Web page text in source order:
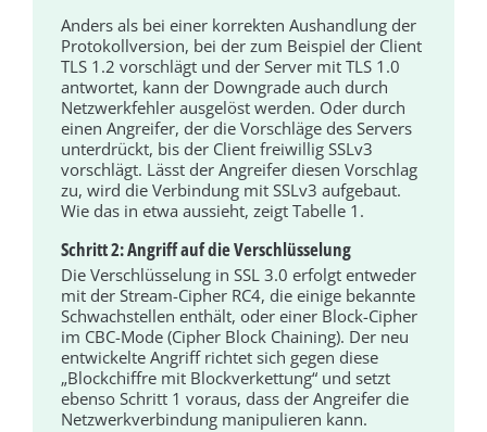
Anders als bei einer korrekten Aushandlung der
Protokollversion, bei der zum Beispiel der Client
TLS 1.2 vorschlägt und der Server mit TLS 1.0
antwortet, kann der Downgrade auch durch
Netzwerkfehler ausgelöst werden. Oder durch
einen Angreifer, der die Vorschläge des Servers
unterdrückt, bis der Client freiwillig SSLv3
vorschlägt. Lässt der Angreifer diesen Vorschlag
zu, wird die Verbindung mit SSLv3 aufgebaut.
Wie das in etwa aussieht, zeigt Tabelle 1.
Schritt 2: Angriff auf die Verschlüsselung
Die Verschlüsselung in SSL 3.0 erfolgt entweder
mit der Stream-Cipher RC4, die einige bekannte
Schwachstellen enthält, oder einer Block-Cipher
im CBC-Mode (Cipher Block Chaining). Der neu
entwickelte Angriff richtet sich gegen diese
„Blockchiffre mit Blockverkettung“ und setzt
ebenso Schritt 1 voraus, dass der Angreifer die
Netzwerkverbindung manipulieren kann.